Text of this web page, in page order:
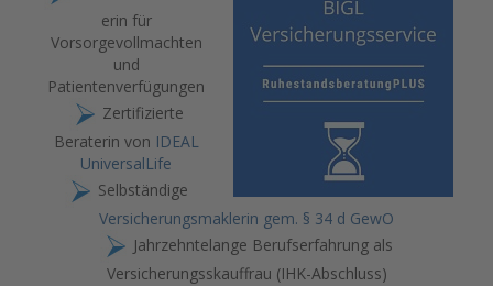
erin für
Vorsorgevollmachten
und
Patientenverfügungen
Zertifizierte
Beraterin von IDEAL
UniversalLife
Selbständige
Versicherungsmaklerin gem. § 34 d GewO
Jahrzehntelange Berufserfahrung als
Versicherungsskauffrau (IHK-Abschluss)